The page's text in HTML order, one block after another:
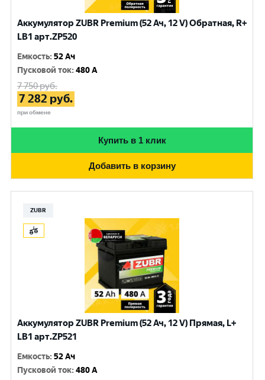
Аккумулятор ZUBR Premium (52 Ач, 12 V) Обратная, R+
LB1 арт.ZP520
Емкость:52 Ач
Пусковой ток:480 A
7 750руб.
7 282 руб.
при обмене
Купить в 1 клик
Добавить в корзину
ZUBR
Аккумулятор ZUBR Premium (52 Ач, 12 V) Прямая, L+
LB1 арт.ZP521
Емкость:52 Ач
Пусковой ток:480 A